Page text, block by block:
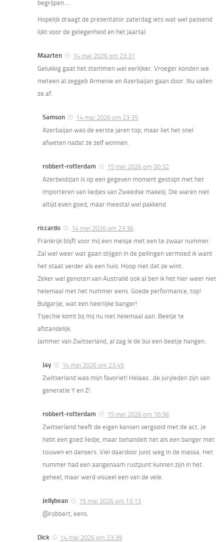
begrijpen….
Hopelijk draagt de presentator zaterdag iets wat wel passend
lijkt voor de gelegenheid en het jaartal.
Maarten
14 mei 2026 om 23:31
Gelukkig gaat het stemmen wel eerlijker. Vroeger konden we
meteen al zeggeb Armenie en Azerbaijan gaan door. Nu vallen
ze af.
Samson
14 mei 2026 om 23:35
Azerbaijan was de eerste jaren top, maar liet het snel
afweten nadat ze zelf wonnen.
robbert-rotterdam
15 mei 2026 om 00:32
Azerbeidzjan is op een gegeven moment gestopt met het
importeren van liedjes van Zweedse makelij. Die waren niet
altijd even goed, maar meestal wel pakkend
riccardo
14 mei 2026 om 23:36
Frankrijk blijft voor mij een meisje met een te zwaar nummer.
Zal wel weer wat gaan stijgen in de peilingen vermoed ik want
het staat verder als een huis. Hoop niet dat ze wint.
Zeker wel genoten van Australië ook al ben ik het hier weer niet
helemaal met het nummer eens. Goede performance, top!
Bulgarije, wat een heerlijke banger!
Tsjechie komt bij mij nu niet helemaal aan. Beetje te
afstandelijk.
Jammer van Zwitserland, al zag ik de bui een beetje hangen.
Jay
14 mei 2026 om 23:45
Zwitserland was mijn favoriet! Helaas…de juryleden zijn van
generatie Y en Z!
robbert-rotterdam
15 mei 2026 om 10:36
Zwitserland heeft de eigen kansen vergooid met de act. Je
hebt een goed liedje, maar behandelt het als een banger met
touwen en dansers. Viel daardoor juist weg in de massa. Het
nummer had een aangenaam rustpunt kunnen zijn in het
geheel, maar werd visueel een van de vele.
Jellybean
15 mei 2026 om 13:13
@robbert, eens.
Dick
14 mei 2026 om 23:39